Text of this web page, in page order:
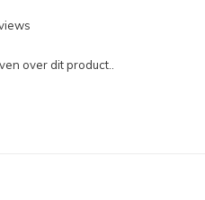
over dit product..